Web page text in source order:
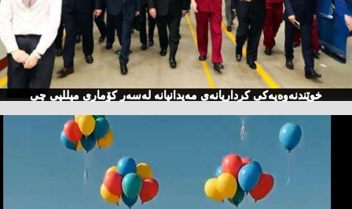
خوێندنەوەیەكی كرداریانەی مەیدانیانە لەسەر كۆماری میللیی چی